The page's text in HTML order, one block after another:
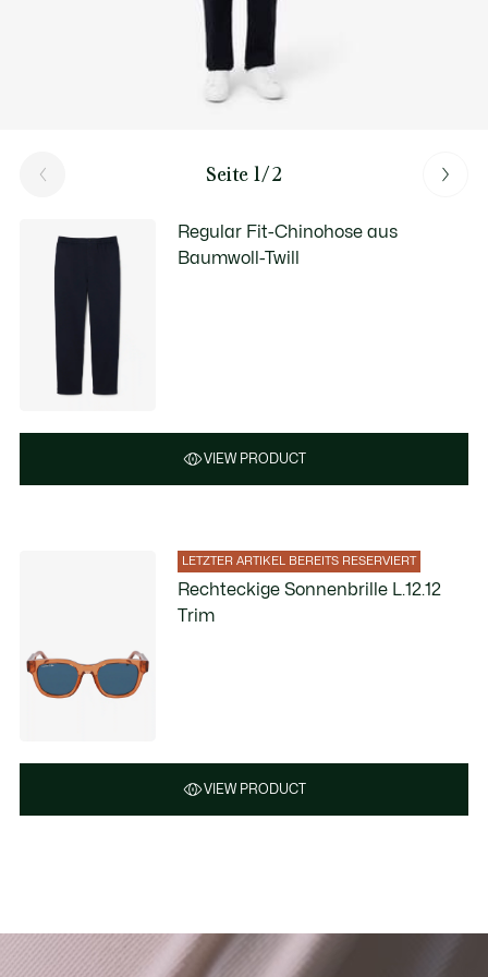
Seite 1/2
Regular Fit-Chinohose aus
Baumwoll-Twill
VIEW PRODUCT
LETZTER ARTIKEL BEREITS RESERVIERT
Rechteckige Sonnenbrille L.12.12
Trim
VIEW PRODUCT